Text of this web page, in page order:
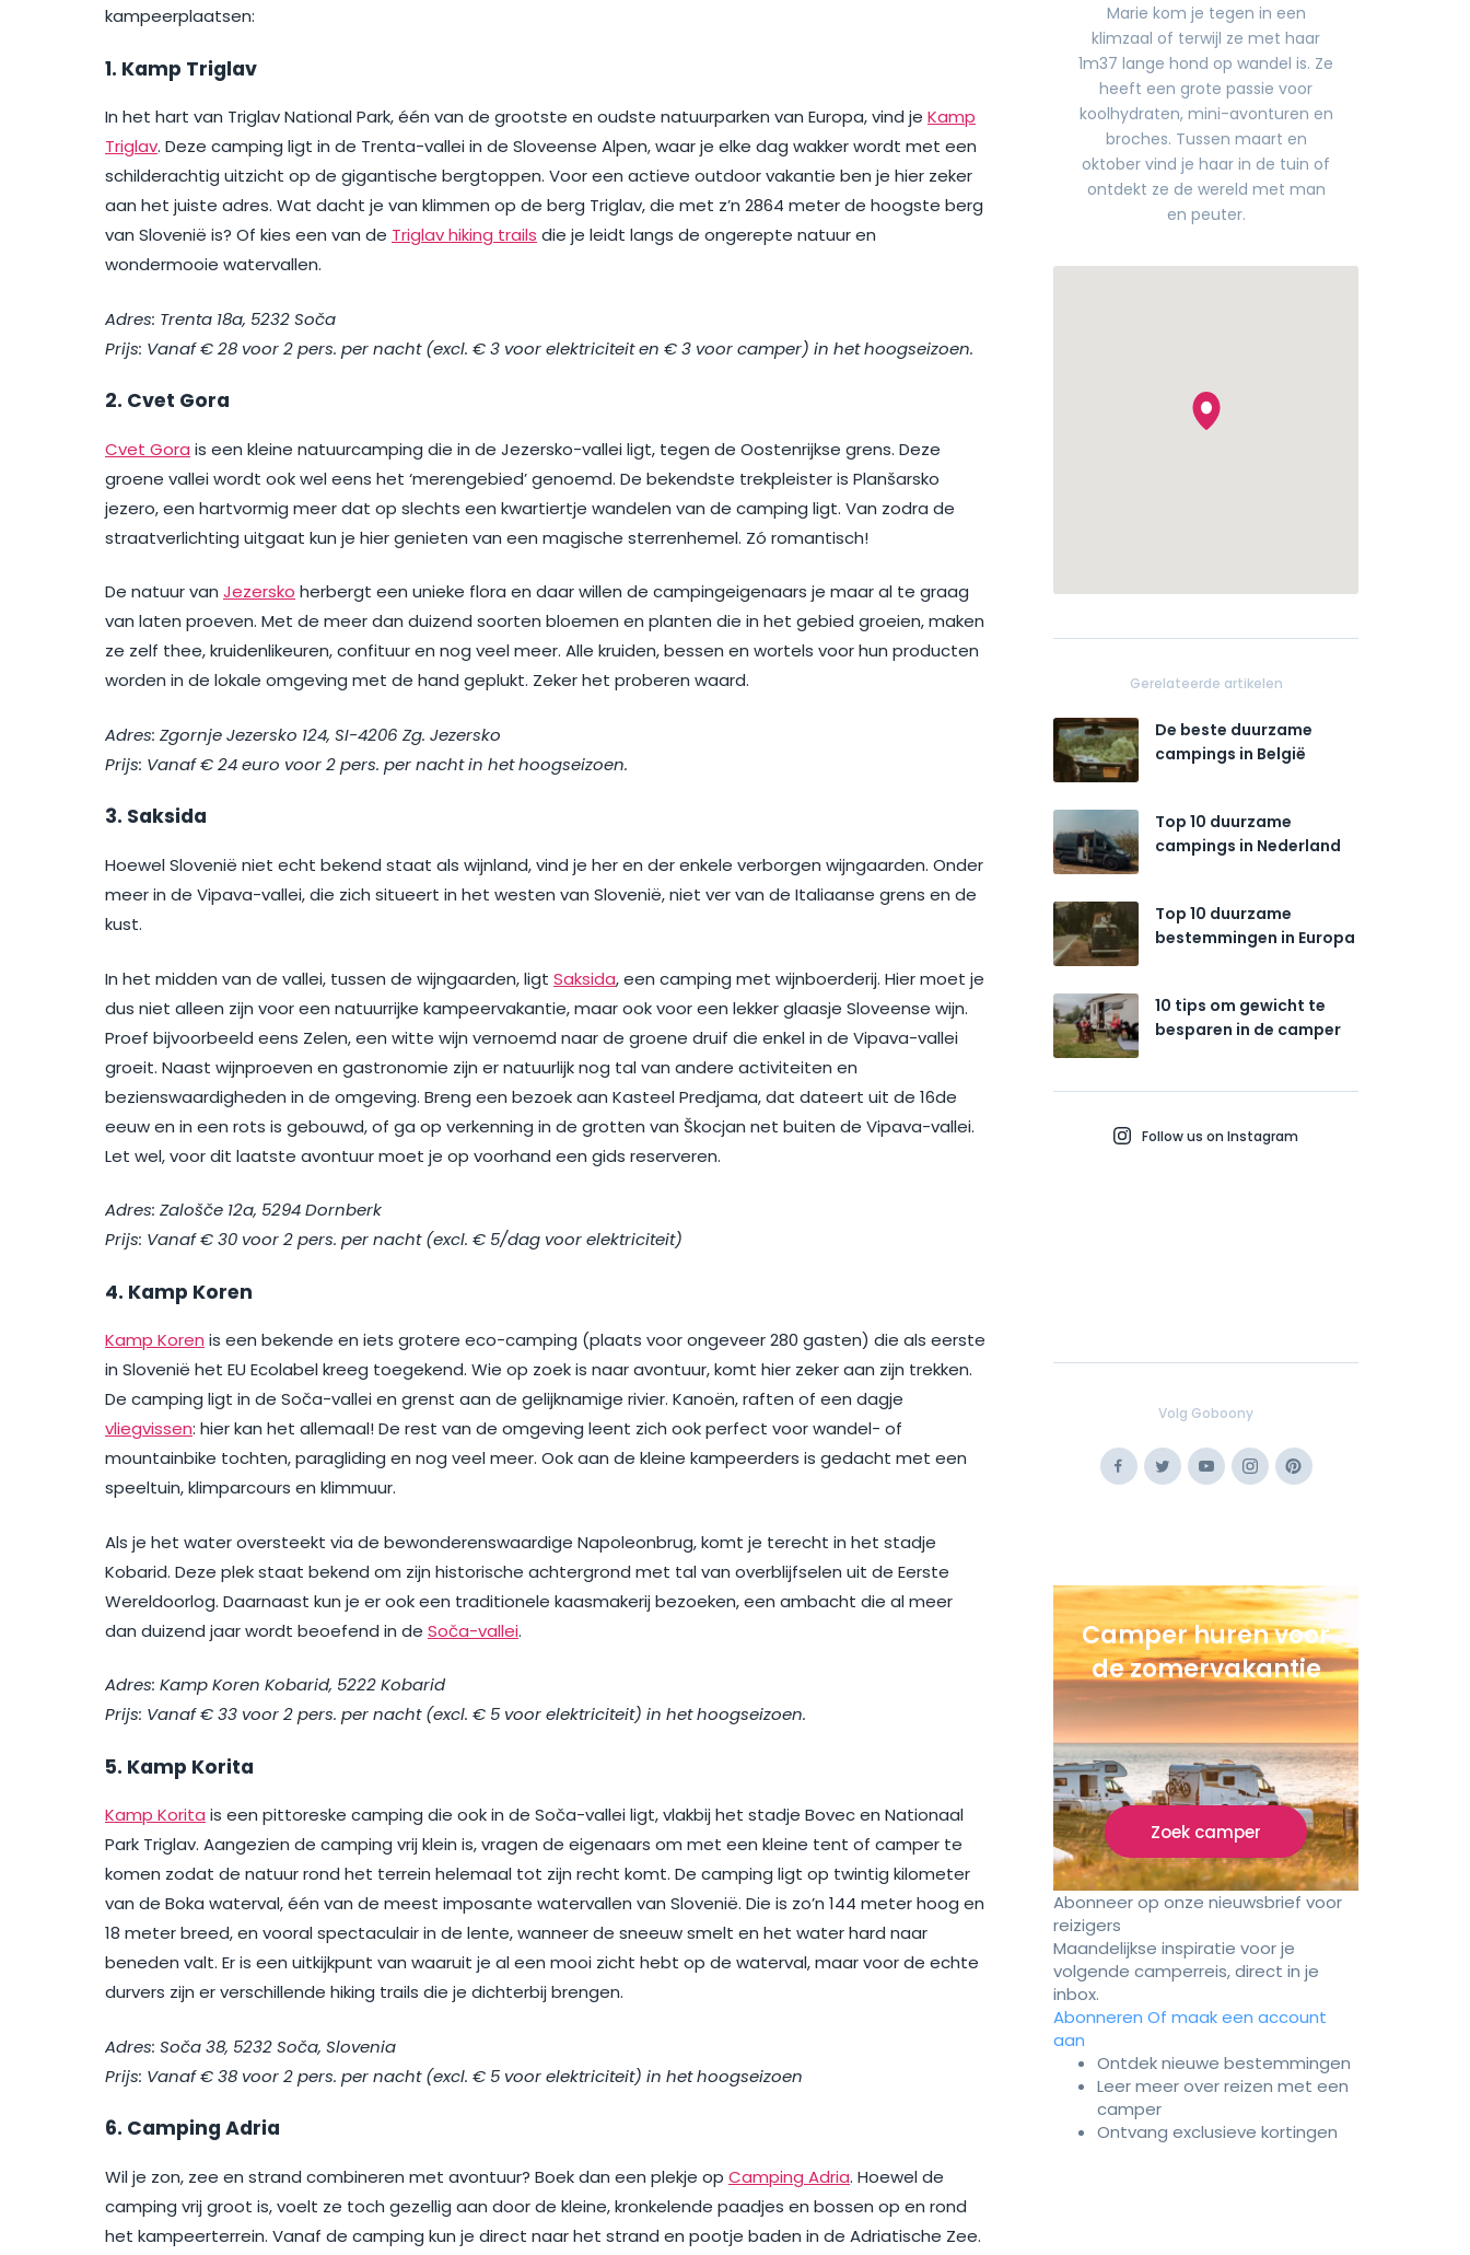
kampeerplaatsen:
1. Kamp Triglav
In het hart van Triglav National Park, één van de grootste en oudste natuurparken van Europa, vind je Kamp
Triglav. Deze camping ligt in de Trenta-vallei in de Sloveense Alpen, waar je elke dag wakker wordt met een
schilderachtig uitzicht op de gigantische bergtoppen. Voor een actieve outdoor vakantie ben je hier zeker
aan het juiste adres. Wat dacht je van klimmen op de berg Triglav, die met z’n 2864 meter de hoogste berg
van Slovenië is? Of kies een van de Triglav hiking trails die je leidt langs de ongerepte natuur en
wondermooie watervallen.
Adres: Trenta 18a, 5232 Soča
Prijs: Vanaf € 28 voor 2 pers. per nacht (excl. € 3 voor elektriciteit en € 3 voor camper) in het hoogseizoen.
2. Cvet Gora
Cvet Gora is een kleine natuurcamping die in de Jezersko-vallei ligt, tegen de Oostenrijkse grens. Deze
groene vallei wordt ook wel eens het ‘merengebied’ genoemd. De bekendste trekpleister is Planšarsko
jezero, een hartvormig meer dat op slechts een kwartiertje wandelen van de camping ligt. Van zodra de
straatverlichting uitgaat kun je hier genieten van een magische sterrenhemel. Zó romantisch!
De natuur van Jezersko herbergt een unieke flora en daar willen de campingeigenaars je maar al te graag
van laten proeven. Met de meer dan duizend soorten bloemen en planten die in het gebied groeien, maken
ze zelf thee, kruidenlikeuren, confituur en nog veel meer. Alle kruiden, bessen en wortels voor hun producten
worden in de lokale omgeving met de hand geplukt. Zeker het proberen waard.
Adres: Zgornje Jezersko 124, SI-4206 Zg. Jezersko
Prijs: Vanaf € 24 euro voor 2 pers. per nacht in het hoogseizoen.
3. Saksida
Hoewel Slovenië niet echt bekend staat als wijnland, vind je her en der enkele verborgen wijngaarden. Onder
meer in de Vipava-vallei, die zich situeert in het westen van Slovenië, niet ver van de Italiaanse grens en de
kust.
In het midden van de vallei, tussen de wijngaarden, ligt Saksida, een camping met wijnboerderij. Hier moet je
dus niet alleen zijn voor een natuurrijke kampeervakantie, maar ook voor een lekker glaasje Sloveense wijn.
Proef bijvoorbeeld eens Zelen, een witte wijn vernoemd naar de groene druif die enkel in de Vipava-vallei
groeit. Naast wijnproeven en gastronomie zijn er natuurlijk nog tal van andere activiteiten en
bezienswaardigheden in de omgeving. Breng een bezoek aan Kasteel Predjama, dat dateert uit de 16de
eeuw en in een rots is gebouwd, of ga op verkenning in de grotten van Škocjan net buiten de Vipava-vallei.
Let wel, voor dit laatste avontuur moet je op voorhand een gids reserveren.
Adres: Zalošče 12a, 5294 Dornberk
Prijs: Vanaf € 30 voor 2 pers. per nacht (excl. € 5/dag voor elektriciteit)
4. Kamp Koren
Kamp Koren is een bekende en iets grotere eco-camping (plaats voor ongeveer 280 gasten) die als eerste
in Slovenië het EU Ecolabel kreeg toegekend. Wie op zoek is naar avontuur, komt hier zeker aan zijn trekken.
De camping ligt in de Soča-vallei en grenst aan de gelijknamige rivier. Kanoën, raften of een dagje
vliegvissen: hier kan het allemaal! De rest van de omgeving leent zich ook perfect voor wandel- of
mountainbike tochten, paragliding en nog veel meer. Ook aan de kleine kampeerders is gedacht met een
speeltuin, klimparcours en klimmuur.
Als je het water oversteekt via de bewonderenswaardige Napoleonbrug, komt je terecht in het stadje
Kobarid. Deze plek staat bekend om zijn historische achtergrond met tal van overblijfselen uit de Eerste
Wereldoorlog. Daarnaast kun je er ook een traditionele kaasmakerij bezoeken, een ambacht die al meer
dan duizend jaar wordt beoefend in de Soča-vallei.
Adres: Kamp Koren Kobarid, 5222 Kobarid
Prijs: Vanaf € 33 voor 2 pers. per nacht (excl. € 5 voor elektriciteit) in het hoogseizoen.
5. Kamp Korita
Kamp Korita is een pittoreske camping die ook in de Soča-vallei ligt, vlakbij het stadje Bovec en Nationaal
Park Triglav. Aangezien de camping vrij klein is, vragen de eigenaars om met een kleine tent of camper te
komen zodat de natuur rond het terrein helemaal tot zijn recht komt. De camping ligt op twintig kilometer
van de Boka waterval, één van de meest imposante watervallen van Slovenië. Die is zo’n 144 meter hoog en
18 meter breed, en vooral spectaculair in de lente, wanneer de sneeuw smelt en het water hard naar
beneden valt. Er is een uitkijkpunt van waaruit je al een mooi zicht hebt op de waterval, maar voor de echte
durvers zijn er verschillende hiking trails die je dichterbij brengen.
Adres: Soča 38, 5232 Soča, Slovenia
Prijs: Vanaf € 38 voor 2 pers. per nacht (excl. € 5 voor elektriciteit) in het hoogseizoen
6. Camping Adria
Wil je zon, zee en strand combineren met avontuur? Boek dan een plekje op Camping Adria. Hoewel de
camping vrij groot is, voelt ze toch gezellig aan door de kleine, kronkelende paadjes en bossen op en rond
het kampeerterrein. Vanaf de camping kun je direct naar het strand en pootje baden in de Adriatische Zee.
Marie kom je tegen in een
klimzaal of terwijl ze met haar
1m37 lange hond op wandel is. Ze
heeft een grote passie voor
koolhydraten, mini-avonturen en
broches. Tussen maart en
oktober vind je haar in de tuin of
ontdekt ze de wereld met man
en peuter.
Gerelateerde artikelen
De beste duurzame
campings in België
Top 10 duurzame
campings in Nederland
Top 10 duurzame
bestemmingen in Europa
10 tips om gewicht te
besparen in de camper
Follow us on Instagram
Volg Goboony
Facebook
TwitterYoutubeInstagramPinterest
Camper huren voor
de zomervakantie
Zoek camper
Abonneer op onze nieuwsbrief voor
reizigers
Maandelijkse inspiratie voor je
volgende camperreis, direct in je
inbox.
Abonneren Of maak een account
aan
Ontdek nieuwe bestemmingen
Leer meer over reizen met een
camper
Ontvang exclusieve kortingen